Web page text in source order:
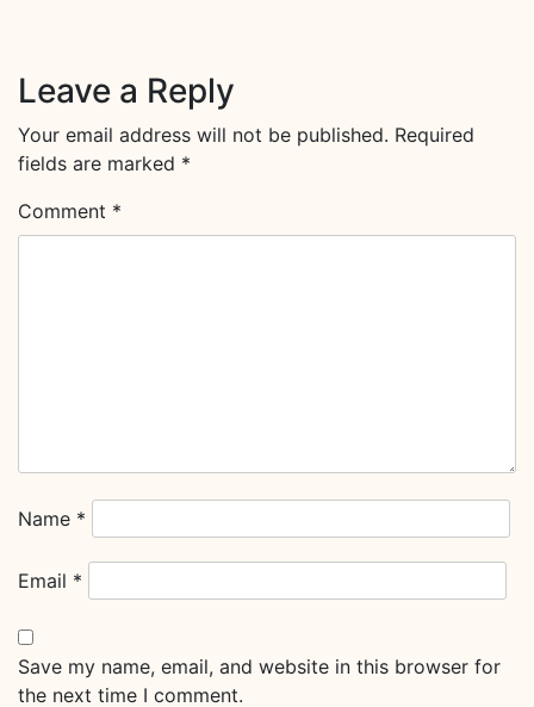
Leave a Reply
Your email address will not be published. Required
fields are marked *
Comment *
Name *
Email *
Save my name, email, and website in this browser for
the next time I comment.